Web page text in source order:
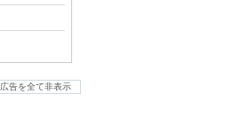
広告を全て非表示